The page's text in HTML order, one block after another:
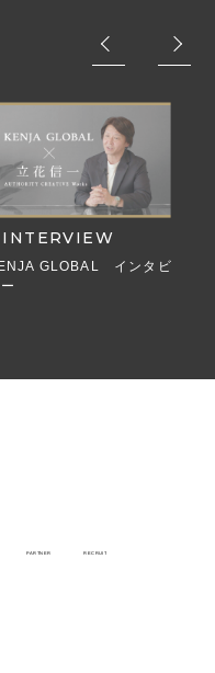
INTERVIEW
GLOBAL インタビ
PARTNER RECRUIT